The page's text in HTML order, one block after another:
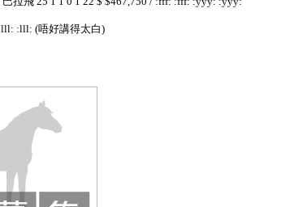
:lll: (唔好講得太白)